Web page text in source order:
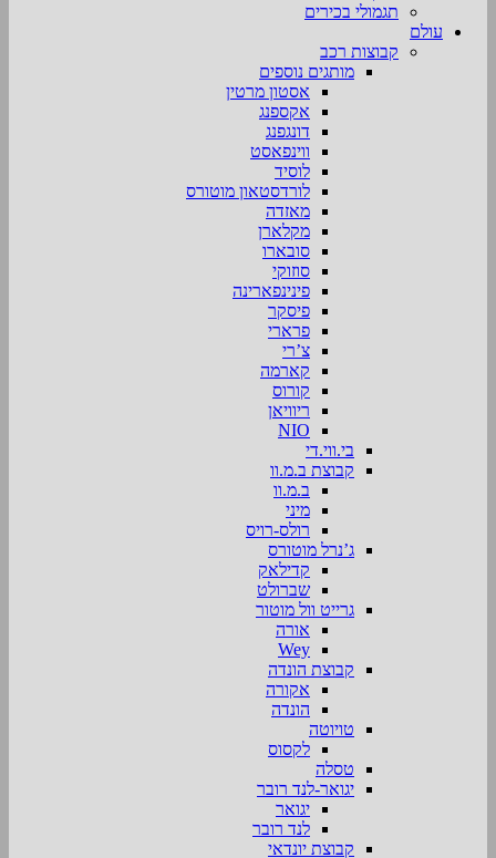
תגמולי בכירים
עולם
קבוצות רכב
מותגים נוספים
אסטון מרטין
אקספנג
דונגפנג
ווינפאסט
לוסיד
לורדסטאון מוטורס
מאזדה
מקלארן
סובארו
סוזוקי
פינינפארינה
פיסקר
פרארי
צ’רי
קארמה
קורוס
ריוויאן
NIO
בי.ווי.די
קבוצת ב.מ.וו
ב.מ.וו
מיני
רולס-רויס
ג’נרל מוטורס
קדילאק
שברולט
גרייט וול מוטור
אורה
Wey
קבוצת הונדה
אקורה
הונדה
טויוטה
לקסוס
טסלה
יגואר-לנד רובר
יגואר
לנד רובר
קבוצת יונדאי